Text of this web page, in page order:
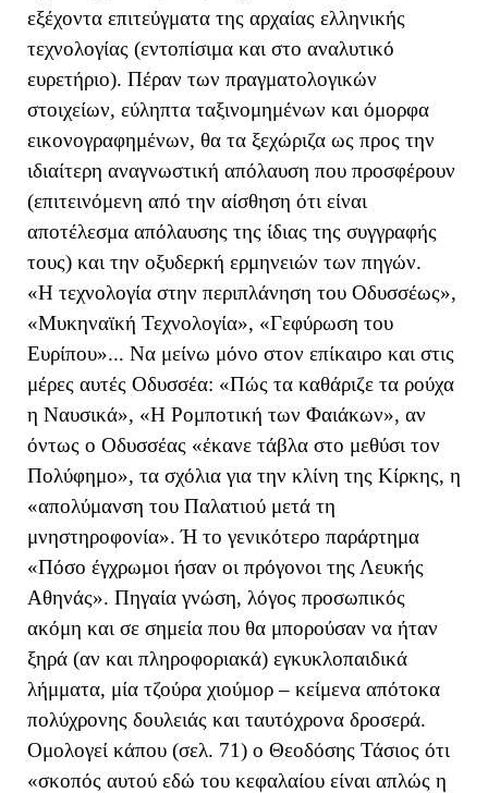
εξέχοντα επιτεύγματα της αρχαίας ελληνικής
τεχνολογίας (εντοπίσιμα και στο αναλυτικό
ευρετήριο). Πέραν των πραγματολογικών
στοιχείων, εύληπτα ταξινομημένων και όμορφα
εικονογραφημένων, θα τα ξεχώριζα ως προς την
ιδιαίτερη αναγνωστική απόλαυση που προσφέρουν
(επιτεινόμενη από την αίσθηση ότι είναι
αποτέλεσμα απόλαυσης της ίδιας της συγγραφής
τους) και την οξυδερκή ερμηνειών των πηγών.
«Η τεχνολογία στην περιπλάνηση του Οδυσσέως»,
«Μυκηναϊκή Τεχνολογία», «Γεφύρωση του
Ευρίπου»... Να μείνω μόνο στον επίκαιρο και στις
μέρες αυτές Οδυσσέα: «Πώς τα καθάριζε τα ρούχα
η Ναυσικά», «Η Ρομποτική των Φαιάκων», αν
όντως ο Οδυσσέας «έκανε τάβλα στο μεθύσι τον
Πολύφημο», τα σχόλια για την κλίνη της Κίρκης, η
«απολύμανση του Παλατιού μετά τη
μνηστηροφονία». Ή το γενικότερο παράρτημα
«Πόσο έγχρωμοι ήσαν οι πρόγονοι της Λευκής
Αθηνάς». Πηγαία γνώση, λόγος προσωπικός
ακόμη και σε σημεία που θα μπορούσαν να ήταν
ξηρά (αν και πληροφοριακά) εγκυκλοπαιδικά
λήμματα, μία τζούρα χιούμορ – κείμενα απότοκα
πολύχρονης δουλειάς και ταυτόχρονα δροσερά.
Ομολογεί κάπου (σελ. 71) ο Θεοδόσης Τάσιος ότι
«σκοπός αυτού εδώ του κεφαλαίου είναι απλώς η